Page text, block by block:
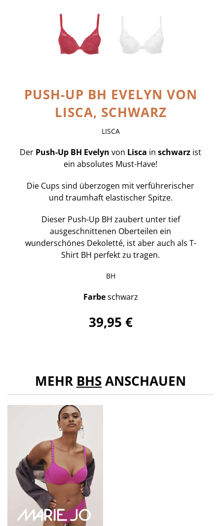
PUSH-UP BH EVELYN VON
LISCA, SCHWARZ
LISCA
Der Push-Up BH Evelyn von Lisca in schwarz ist
ein absolutes Must-Have!
Die Cups sind überzogen mit verführerischer
und traumhaft elastischer Spitze.
Dieser Push-Up BH zaubert unter tief
ausgeschnittenen Oberteilen ein
wunderschönes Dekoletté, ist aber auch als T-
Shirt BH perfekt zu tragen.
BH
Farbeschwarz
39,95 €
MEHR BHSANSCHAUEN